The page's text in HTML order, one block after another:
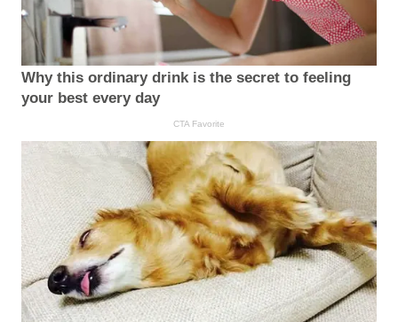
Why this ordinary drink is the secret to feeling
your best every day
CTA Favorite